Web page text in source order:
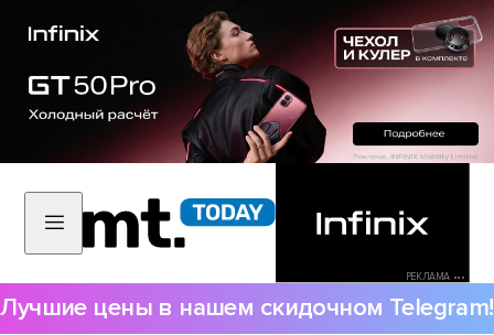
РЕКЛАМА •••
Лучшие цены в нашем скидочном Telegram!